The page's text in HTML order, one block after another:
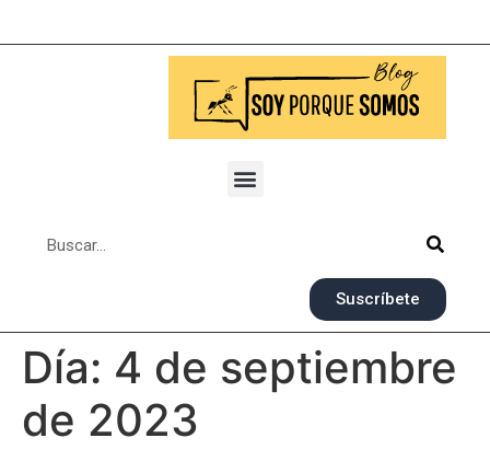
Suscríbete
Día: 4 de septiembre
de 2023